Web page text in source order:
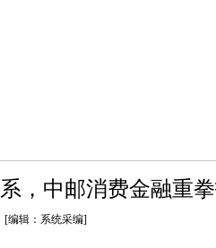
，中邮消费金融重
[编辑：系统采编]